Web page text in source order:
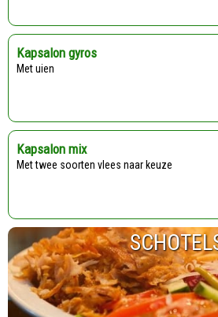
Kapsalon gyros
Met uien
Kapsalon mix
Met twee soorten vlees naar keuze